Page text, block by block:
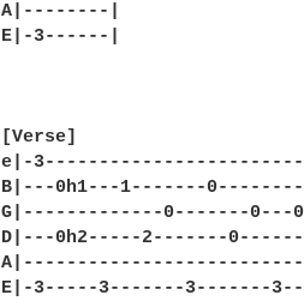
A|--------|
E|-3------|
[Verse]
e|-
B|---0h1---1-------
G|-------------0-------
D|---0h2-----2-------
E|-3-----3-------3-------